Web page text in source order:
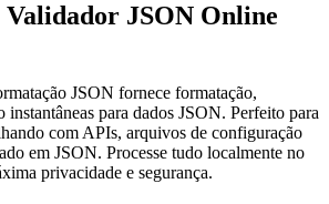
JSON Online
JSON fornece formatação,
para dados JSON. Perfeito para
com APIs, arquivos de configuração
em JSON. Processe tudo localmente no
privacidade e segurança.